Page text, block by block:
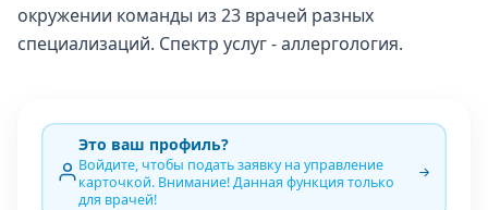
окружении команды из 23 врачей разных
специализаций. Спектр услуг - аллергология.
Это ваш профиль?
Войдите, чтобы подать заявку на управление
карточкой. Внимание! Данная функция только
для врачей!